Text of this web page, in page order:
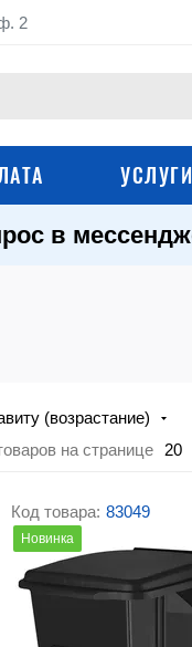
2
УСЛУГИ
в
(возрастание)
на странице 20
Код товара: 83049
Новинка